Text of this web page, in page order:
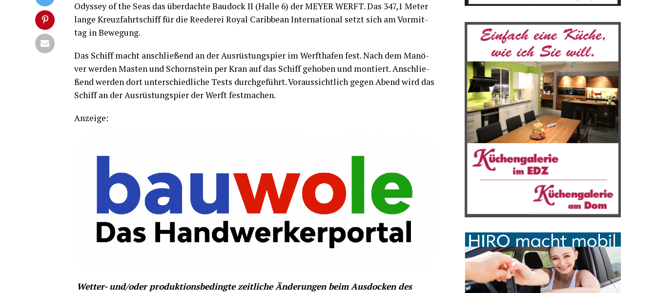
Odys­sey of the Seas das über­dach­te Bau­do­ck II (Hal­le 6) der MEYER WERFT. Das 347,1 Meter
lan­ge Kreuz­fahrt­schiff für die Ree­de­rei Roy­al Carib­be­an Inter­na­tio­nal setzt sich am Vor­mit­
tag in Bewegung.
Das Schiff macht anschlie­ßend an der Aus­rüs­tungs­pier im Werft­ha­fen fest. Nach dem Manö­
ver wer­den Mas­ten und Schorn­stein per Kran auf das Schiff geho­ben und mon­tiert. Anschlie­
ßend wer­den dort unter­schied­li­che Tests durch­ge­führt. Vor­aus­sicht­lich gegen Abend wird das
Schiff an der Aus­rüs­tungs­pier der Werft festmachen.
Anzei­ge:
Wet­ter- und/oder pro­duk­ti­ons­be­ding­te zeit­li­che Ände­run­gen beim Aus­do­cken des